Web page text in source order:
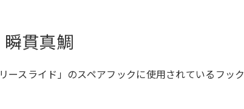
貫真鯛
スライド」のスペアフックに使用されているフック